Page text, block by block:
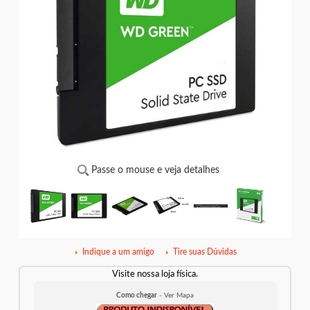
Passe o mouse e veja detalhes
Indique a um amigo Tire suas Dúvidas
Visite nossa loja física.
Como chegar - Ver Mapa